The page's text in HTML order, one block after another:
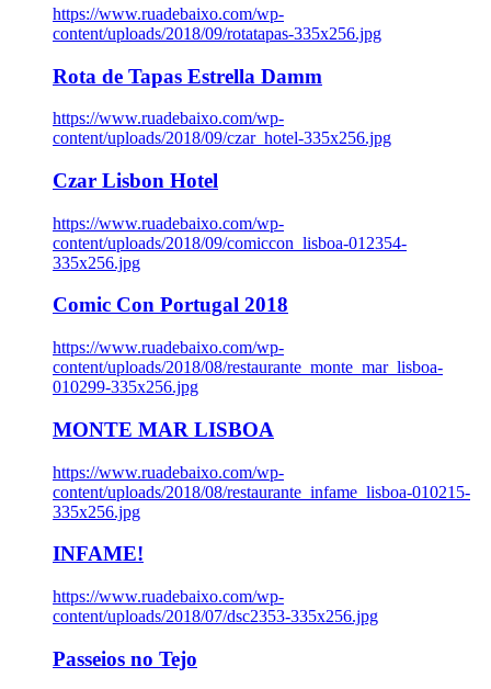
https://www.ruadebaixo.com/wp-
content/uploads/2018/09/rotatapas-335x256.jpg
Rota de Tapas Estrella Damm
https://www.ruadebaixo.com/wp-
content/uploads/2018/09/czar_hotel-335x256.jpg
Czar Lisbon Hotel
https://www.ruadebaixo.com/wp-
content/uploads/2018/09/comiccon_lisboa-012354-
335x256.jpg
Comic Con Portugal 2018
https://www.ruadebaixo.com/wp-
content/uploads/2018/08/restaurante_monte_mar_lisboa-
010299-335x256.jpg
MONTE MAR LISBOA
https://www.ruadebaixo.com/wp-
content/uploads/2018/08/restaurante_infame_lisboa-010215-
335x256.jpg
INFAME!
https://www.ruadebaixo.com/wp-
content/uploads/2018/07/dsc2353-335x256.jpg
Passeios no Tejo